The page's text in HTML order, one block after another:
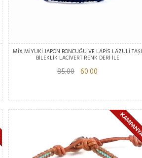
MİX MİYUKİ JAPON BONCUĞU VE LAPİS LAZULİ TAŞI
BİLEKLİK LACİVERT RENK DERİ İLE
85.00 60.00